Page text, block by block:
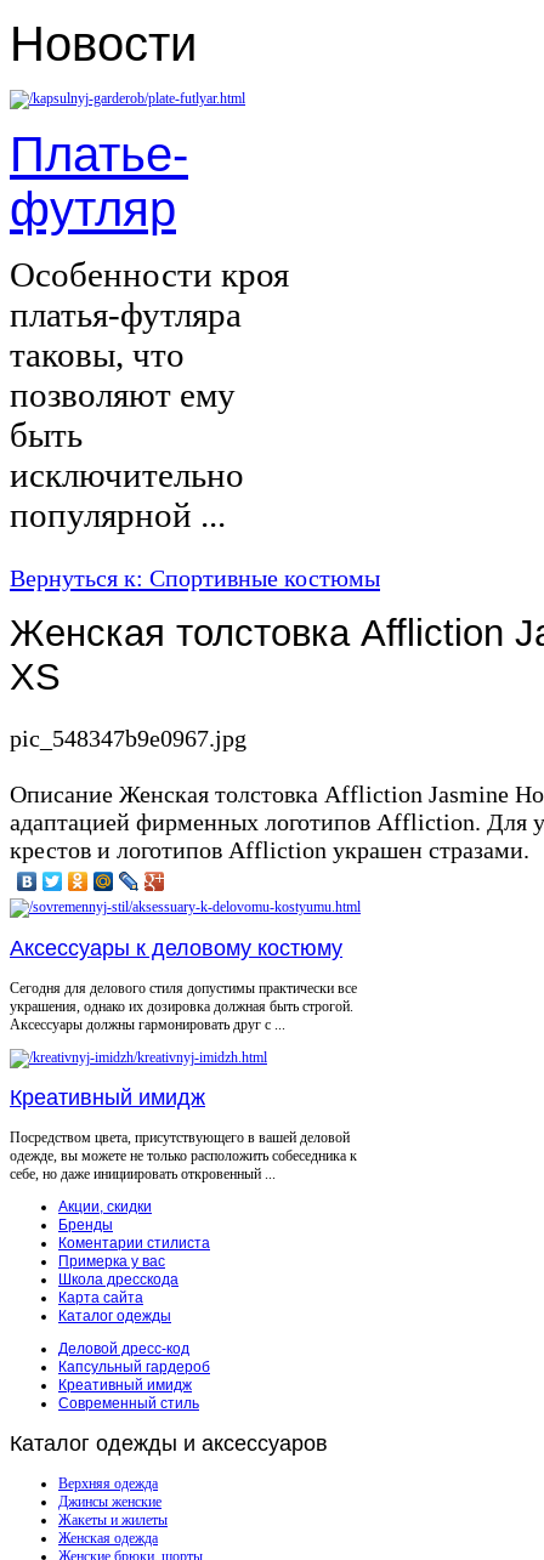
Новости
Платье-
футляр
Особенности кроя
платья-футляра
таковы, что
позволяют ему
быть
исключительно
популярной ...
Вернуться к: Спортивные костюмы
Женская толстовка Affliction
XS
pic_548347b9e0967.jpg
Описание Женская толстовка Affliction Jasmine
адаптацией фирменных логотипов Affliction. Для
крестов и логотипов Affliction украшен стразами.
Аксессуары к деловому костюму
Сегодня для делового стиля допустимы практически все
украшения, однако их дозировка должная быть строгой.
Аксессуары должны гармонировать друг с ...
Креативный имидж
Посредством цвета, присутствующего в вашей деловой
одежде, вы можете не только расположить собеседника к
себе, но даже инициировать откровенный ...
Акции, скидки
Бренды
Коментарии стилиста
Примерка у вас
Школа дресскода
Карта сайта
Каталог одежды
Деловой дресс-код
Капсульный гардероб
Креативный имидж
Современный стиль
Каталог одежды и аксессуаров
Верхняя одежда
Джинсы женские
Жакеты и жилеты
Женская одежда